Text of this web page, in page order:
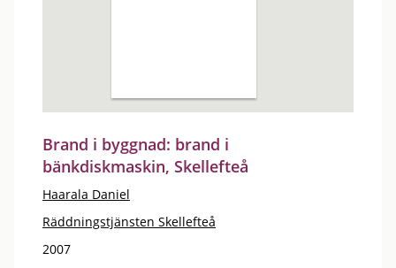
Brand i byggnad: brand i
bänkdiskmaskin, Skellefteå
Haarala Daniel
Räddningstjänsten Skellefteå
2007